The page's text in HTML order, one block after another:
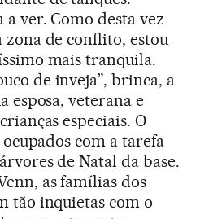
ver. Como desta vez
zona de conflito, estou
mais tranquila.
de inveja”, brinca, a
esposa, veterana e
especiais. O
com a tarefa
de Natal da base.
as famílias dos
tão inquietas com o